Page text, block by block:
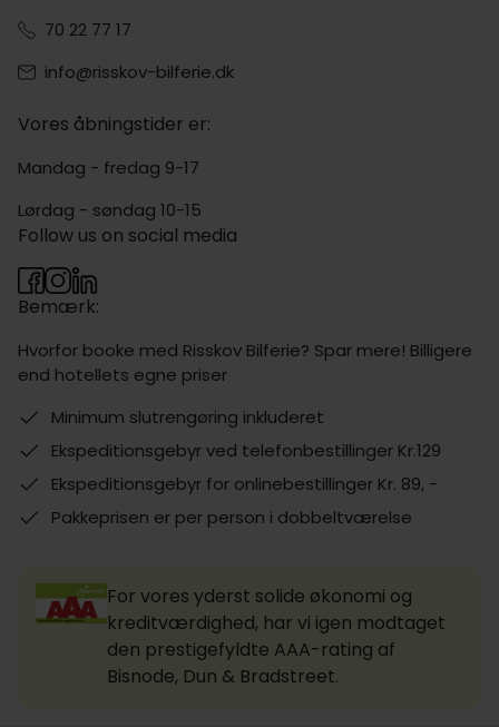
70 22 77 17
info@risskov-bilferie.dk
Vores åbningstider er:
Mandag - fredag 9-17
Lørdag - søndag 10-15
Bemærk:
Hvorfor booke med Risskov Bilferie? Spar mere! Billigere
end hotellets egne priser
Minimum slutrengøring inkluderet
Ekspeditionsgebyr ved telefonbestillinger Kr.129
Ekspeditionsgebyr for onlinebestillinger Kr. 89, -
Pakkeprisen er per person i dobbeltværelse
Follow us on social media
For vores yderst solide økonomi og
kreditværdighed, har vi igen modtaget
den prestigefyldte AAA-rating af
Bisnode, Dun & Bradstreet.